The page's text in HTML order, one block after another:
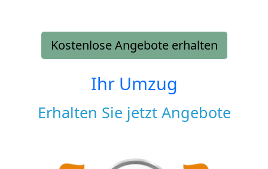
Kostenlose Angebote erhalten
Ihr Umzug
Erhalten Sie jetzt Angebote